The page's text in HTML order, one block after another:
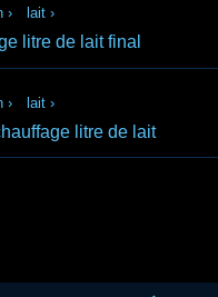
› lait ›
litre de lait final
› lait ›
litre de lait